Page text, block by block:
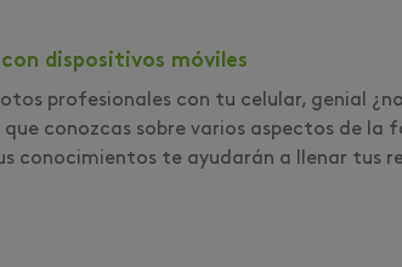
dispositivos móviles
profesionales con tu celular, genial
conozcas sobre varios aspectos de
conocimientos te ayudarán a llenar tus